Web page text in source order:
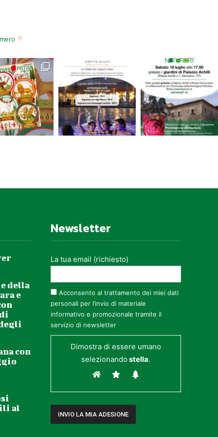
della
e
con
al
Newsletter
La tua email (richiesto)
Acconsento al trattamento dei miei dati
personali per l’invio di materiale
informativo e promozionale tramite il
servizio di newsletter
Dimostra di essere umano
selezionandostella.